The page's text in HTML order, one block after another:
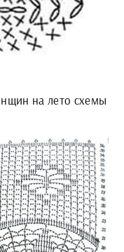
на лето схемы